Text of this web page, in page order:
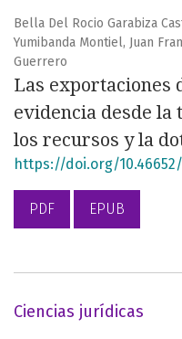
Bella Del Rocio Garabiza
Yumibanda Montiel, Juan
Guerrero
Las exportaciones
evidencia desde la
los recursos y la
https://doi.org/10.46652/
PDF EPUB
Ciencias jurídicas